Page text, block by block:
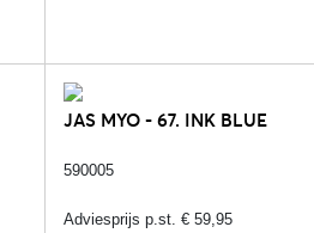
JAS MYO - 67. INK BLUE
590005
Adviesprijs p.st. € 59,95